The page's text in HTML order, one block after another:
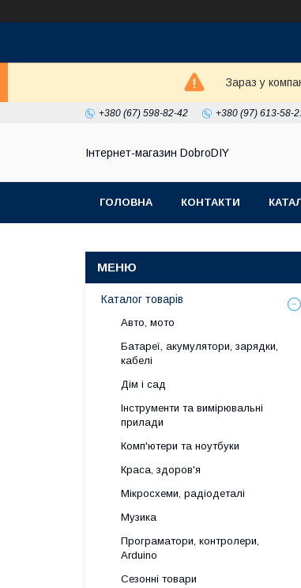
Зараз у
+380 (67) 598-82-42 +380 (97) 613-58-
Інтернет-магазин DobroDIY
ГОЛОВНА КОНТАКТИ
Каталог товарів
Авто, мото
Батареї, акумулятори, зарядки,
кабелі
Дім і сад
Інструменти та вимірювальні
прилади
Комп'ютери та ноутбуки
Краса, здоров'я
Мікросхеми, радіодеталі
Музика
Програматори, контролери,
Arduino
Сезонні товари